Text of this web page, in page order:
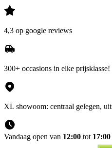
4,3 op google reviews
300+ occasions in elke prijsklasse!
XL showoom: centraal gelegen,
Vandaag open van 12:00 tot 17:00